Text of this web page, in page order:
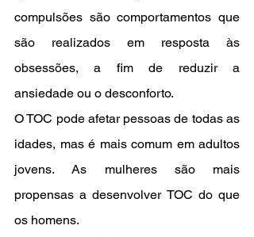
compulsões são comportamentos que
são realizados em resposta às
obsessões, a fim de reduzir a
ansiedade ou o desconforto.
O TOC pode afetar pessoas de todas as
idades, mas é mais comum em adultos
jovens. As mulheres são mais
propensas a desenvolver TOC do que
os homens.